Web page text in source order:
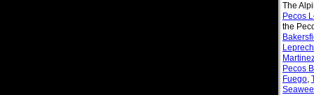
The
Pecos
the
Pecos
Fuego,